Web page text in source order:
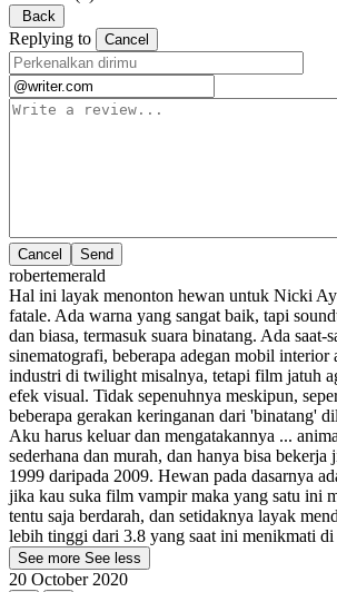
Back
Replying to Cancel
Cancel
robertemerald
Hal ini layak menonton hewan untuk Nicki
fatale. Ada warna yang sangat baik, tapi
dan biasa, termasuk suara binatang. Ada saat-
sinematografi, beberapa adegan mobil interior
industri di twilight misalnya, tetapi film jatuh
efek visual. Tidak sepenuhnya meskipun,
beberapa gerakan keringanan dari 'binatang'
Aku harus keluar dan mengatakannya ...
sederhana dan murah, dan hanya bisa
1999 daripada 2009. Hewan pada dasarnya
jika kau suka film vampir maka yang satu ini
tentu saja berdarah, dan setidaknya layak
lebih tinggi dari 3.8 yang saat ini menikmati
See more See less
20 October 2020